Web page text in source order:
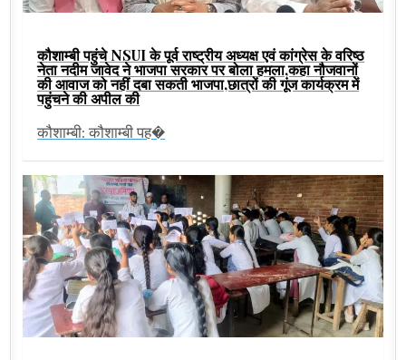
कौशाम्बी पहुंचे NSUI के पूर्व राष्ट्रीय अध्यक्ष एवं कांग्रेस के वरिष्ठ
नेता नदीम जावेद ने भाजपा सरकार पर बोला हमला,कहा नौजवानों
की आवाज को नहीं दबा सकती भाजपा,छात्रों की गूंज कार्यक्रम में
पहुंचने की अपील की
कौशाम्बी: कौशाम्बी पह�